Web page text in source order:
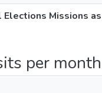
Missions
per month